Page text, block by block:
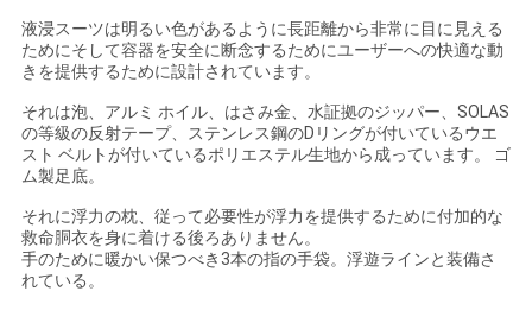
液浸スーツは明るい色があるように長距離から非常に目に見える
ためにそして容器を安全に断念するためにユーザーへの快適な動
きを提供するために設計されています。
それは泡、アルミ ホイル、はさみ金、水証拠のジッパー、SOLAS
の等級の反射テープ、ステンレス鋼のDリングが付いているウエ
スト ベルトが付いているポリエステル生地から成っています。 ゴ
ム製足底。
それに浮力の枕、従って必要性が浮力を提供するために付加的な
救命胴衣を身に着ける後ろありません。
手のために暖かい保つべき3本の指の手袋。浮遊ラインと装備さ
れている。